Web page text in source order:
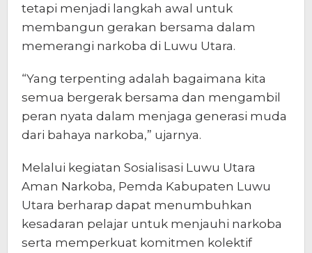
tetapi menjadi langkah awal untuk
membangun gerakan bersama dalam
memerangi narkoba di Luwu Utara.
“Yang terpenting adalah bagaimana kita
semua bergerak bersama dan mengambil
peran nyata dalam menjaga generasi muda
dari bahaya narkoba,” ujarnya.
Melalui kegiatan Sosialisasi Luwu Utara
Aman Narkoba, Pemda Kabupaten Luwu
Utara berharap dapat menumbuhkan
kesadaran pelajar untuk menjauhi narkoba
serta memperkuat komitmen kolektif